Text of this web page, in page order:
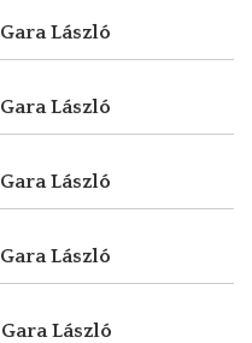
Gara László
Gara László
Gara László
Gara László
Gara László